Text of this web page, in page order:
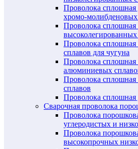
Проволока сплошная
хромо-молибденовых
Проволока сплошная
Проволока сплошная
сплавов для чугуна
Проволока сплошная
алюминиевых
Проволока
сплавов
Проволока сплошная
Сварочная проволока
Проволока
углеродистых и
Проволока
высокопрочных